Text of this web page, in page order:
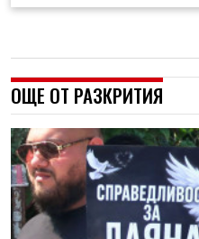
ОЩЕ ОТ РАЗКРИТИЯ